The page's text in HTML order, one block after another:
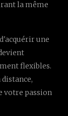
la même
une
flexibles.
votre passion